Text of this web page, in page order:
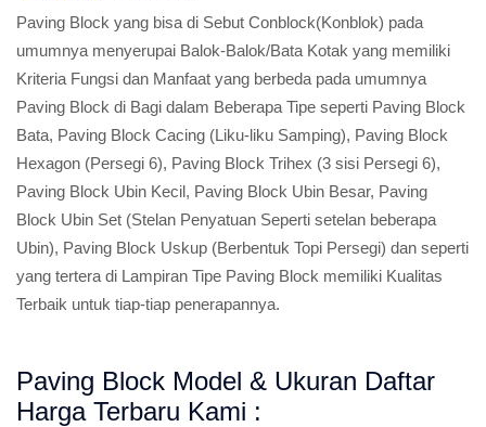
Paving Block yang bisa di Sebut Conblock(Konblok) pada
umumnya menyerupai Balok-Balok/Bata Kotak yang memiliki
Kriteria Fungsi dan Manfaat yang berbeda pada umumnya
Paving Block di Bagi dalam Beberapa Tipe seperti Paving Block
Bata, Paving Block Cacing (Liku-liku Samping), Paving Block
Hexagon (Persegi 6), Paving Block Trihex (3 sisi Persegi 6),
Paving Block Ubin Kecil, Paving Block Ubin Besar, Paving
Block Ubin Set (Stelan Penyatuan Seperti setelan beberapa
Ubin), Paving Block Uskup (Berbentuk Topi Persegi) dan seperti
yang tertera di Lampiran Tipe Paving Block memiliki Kualitas
Terbaik untuk tiap-tiap penerapannya.
Paving Block Model & Ukuran Daftar
Harga Terbaru Kami :